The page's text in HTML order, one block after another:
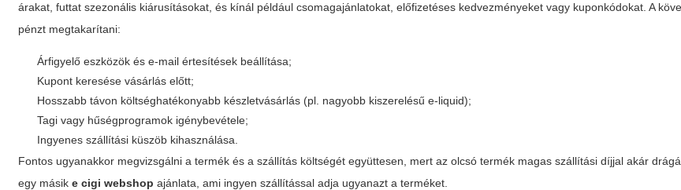
árakat, futtat szezonális kiárusításokat, és kínál például csomagajánlatokat, előfizetéses kedvezményeket vagy kuponkódokat. A
pénzt megtakarítani:
Árfigyelő eszközök és e-mail értesítések beállítása;
Kupont keresése vásárlás előtt;
Hosszabb távon költséghatékonyabb készletvásárlás (pl. nagyobb kiszerelésű e-liquid);
Tagi vagy hűségprogramok igénybevétele;
Ingyenes szállítási küszöb kihasználása.
Fontos ugyanakkor megvizsgálni a termék és a szállítás költségét együttesen, mert az olcsó termék magas szállítási díjjal akár
egy másike cigi webshop ajánlata, ami ingyen szállítással adja ugyanazt a terméket.